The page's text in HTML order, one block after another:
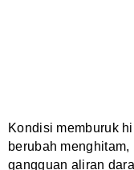
Kondisi memburuk
berubah
gangguan aliran